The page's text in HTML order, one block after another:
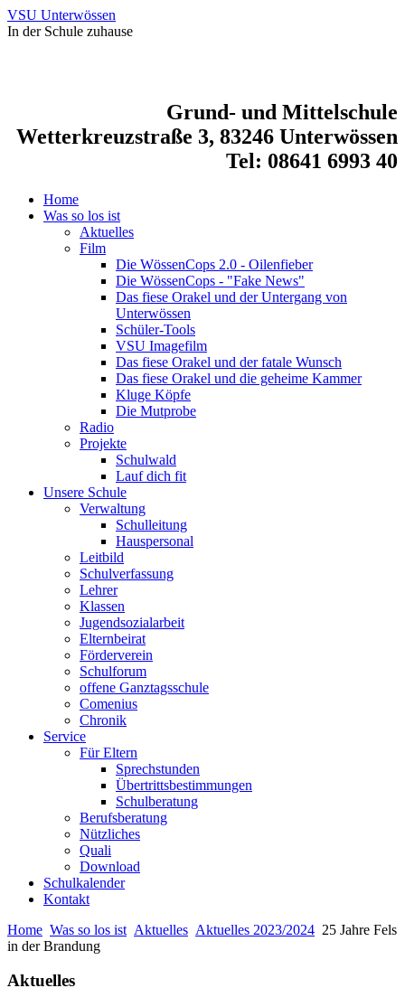
VSU Unterwössen
In der Schule zuhause
Grund- und Mittelschule
Wetterkreuzstraße 3, 83246 Unterwössen
Tel: 08641 6993 40
Home
Was so los ist
Aktuelles
Film
Die WössenCops 2.0 - Oilenfieber
Die WössenCops - "Fake News"
Das fiese Orakel und der Untergang von
Unterwössen
Schüler-Tools
VSU Imagefilm
Das fiese Orakel und der fatale Wunsch
Das fiese Orakel und die geheime Kammer
Kluge Köpfe
Die Mutprobe
Radio
Projekte
Schulwald
Lauf dich fit
Unsere Schule
Verwaltung
Schulleitung
Hauspersonal
Leitbild
Schulverfassung
Lehrer
Klassen
Jugendsozialarbeit
Elternbeirat
Förderverein
Schulforum
offene Ganztagsschule
Comenius
Chronik
Service
Für Eltern
Sprechstunden
Übertrittsbestimmungen
Schulberatung
Berufsberatung
Nützliches
Quali
Download
Schulkalender
Kontakt
Home Was so los ist Aktuelles Aktuelles 2023/2024 25 Jahre Fels
in der Brandung
Aktuelles